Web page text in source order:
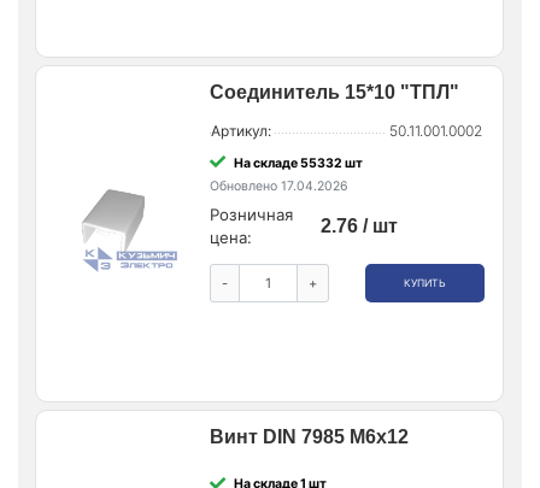
Соединитель 15*10 "ТПЛ"
Артикул: 50.11.001.0002
На складе 55332 шт
Обновлено 17.04.2026
Розничная
цена:
2.76 / шт
- + КУПИТЬ
Винт DIN 7985 М6х12
На складе 1 шт